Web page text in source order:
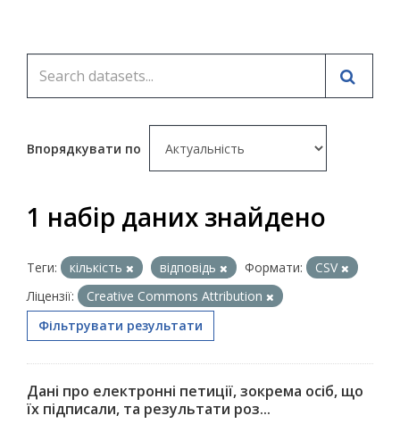
Впорядкувати по
1 набір даних знайдено
Теги: кількість відповідь Формати:
CSV
Ліцензії:
Creative Commons Attribution
Фільтрувати результати
Дані про електронні петиції, зокрема осіб, що
їх підписали, та результати роз...